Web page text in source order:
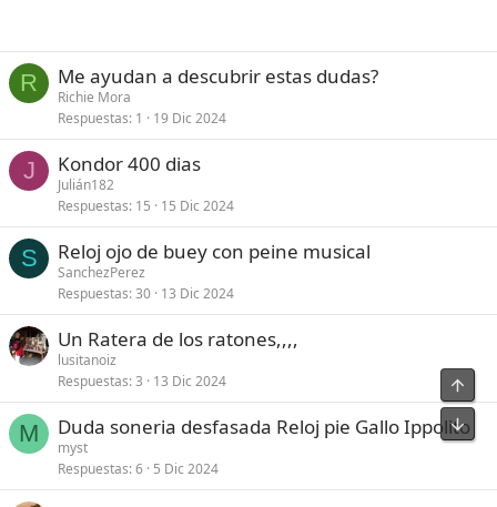
R Me ayudan a descubrir estas dudas?
Richie Mora
Respuestas 1 19 Dic 2024
J Kondor 400 dias
Julián182
Respuestas 15 15 Dic 2024
S Reloj ojo de buey con peine musical
SanchezPerez
Respuestas 30 13 Dic 2024
Un Ratera de los ratones,,,,
lusitanoiz
Respuestas 3 13 Dic 2024
M Duda soneria desfasada Reloj pie Gallo Ippolito
myst
Respuestas 6 5 Dic 2024
Pie